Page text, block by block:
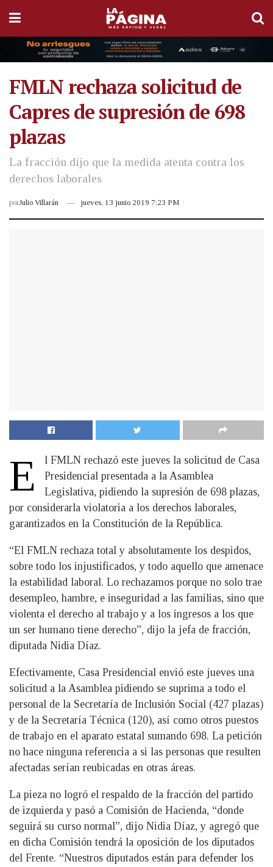
FMLN rechaza solicitud de
Capres de supresión de 698
plazas
La fracción dijo que la medida atenta contra los
derechos laborales
porJulio Villarán jueves, 13 junio 2019 7:23 PM
E
l FMLN rechazó este jueves la solicitud de Casa
Presidencial presentada a la Asamblea
Legislativa, pidiendo la supresión de 698 plazas,
por considerarla violatoria a los derechos laborales,
garantizados en la Constitución de la República.
“El FMLN rechaza total y absolutamente los despidos,
sobre todo los injustificados, y todo aquello que amenace
la estabilidad laboral. Lo rechazamos porque no solo trae
desempleo, hambre, e inseguridad a las familias, sino que
violenta el derecho al trabajo y a los ingresos a los que
un ser humano tiene derecho”, dijo la jefa de fracción,
diputada Nidia Díaz.
Efectivamente, Casa Presidencial envió este jueves una
solicitud a la Asamblea pidiendo se suprima a todo el
personal de la Secretaría de Inclusión Social (427 plazas)
y de la Secretaría Técnica (120), así como otros puestos
de trabajo en el aparato estatal sumando 698. La petición
no hace ninguna referencia a si las personas que resulten
afectadas serían reubicadas en otras áreas.
La pieza no logró el respaldo de la fracción del partido
de izquierda y pasó a Comisión de Hacienda, “donde
seguirá su curso normal”, dijo Nidia Díaz, y agregó que
en dicha Comisión tendrá la oposición de los diputados
del Frente. “Nuestros diputados están para defender los